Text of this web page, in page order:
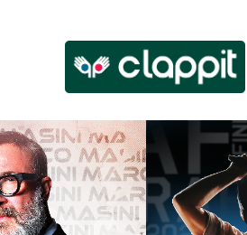
Clappit
biglietteria